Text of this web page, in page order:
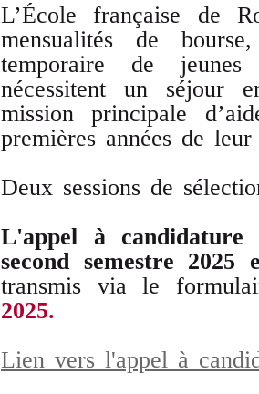
L’École française de
mensualités de
temporaire de
nécessitent un séjour
mission principale
premières années de
Deux sessions de
L'appel à
second semestre
transmis via le
2025.
Lien vers l'appel à